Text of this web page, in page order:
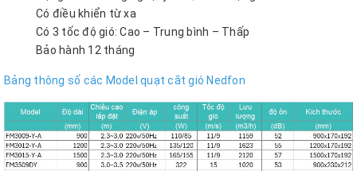
Có điều khiển từ xa
Có 3 tốc độ gió: Cao – Trung bình – Thấp
Bảo hành 12 tháng
Bảng thông số các Model quạt cắt gió Nedfon